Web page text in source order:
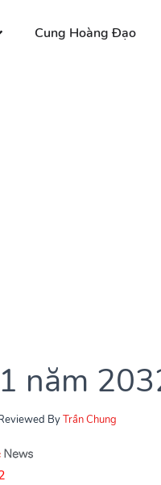
Cung Hoàng Đạo
năm
ByTrần Chung